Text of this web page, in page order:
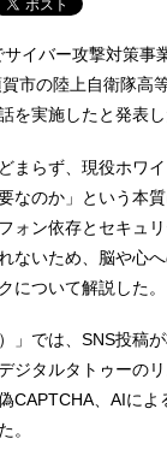
イバー攻撃対策
市の陸上自衛隊高
を実施したと発表し
まらず、現役ホワ
なのか」という本
ォン依存とセキュリ
ないため、脳や心
について解説した。
」では、SNS投稿
ジタルタトゥーの
CAPTCHA、AIに
。